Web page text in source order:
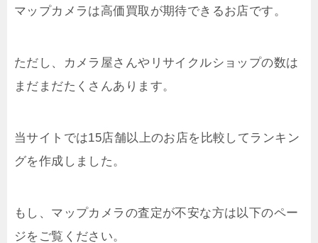
マップカメラは高価買取が期待できるお店です。
ただし、カメラ屋さんやリサイクルショップの数は
まだまだたくさんあります。
当サイトでは15店舗以上のお店を比較してランキン
グを作成しました。
もし、マップカメラの査定が不安な方は以下のペー
ジをご覧ください。